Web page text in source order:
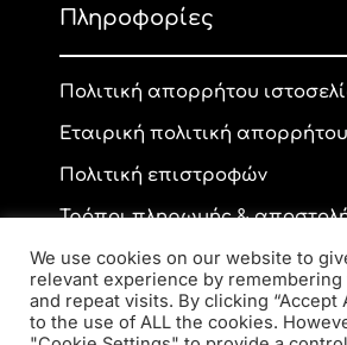
Πληροφορίες
Πολιτική απορρήτου
Εταιρική πολιτική απορρήτου
Πολιτική επιστροφών
Τρόποι πληρωμής &
Επικοινωνία
We use cookies on our website to
relevant experience by
and repeat visits. By clicking “Accept
to the use of ALL the cookies.